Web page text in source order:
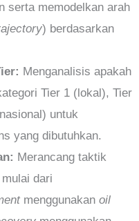
serta memodelkan arah
) berdasarkan
Menganalisis apakah
Tier 1 (lokal), Tier
untuk
yang dibutuhkan.
Merancang taktik
dari
menggunakan oil